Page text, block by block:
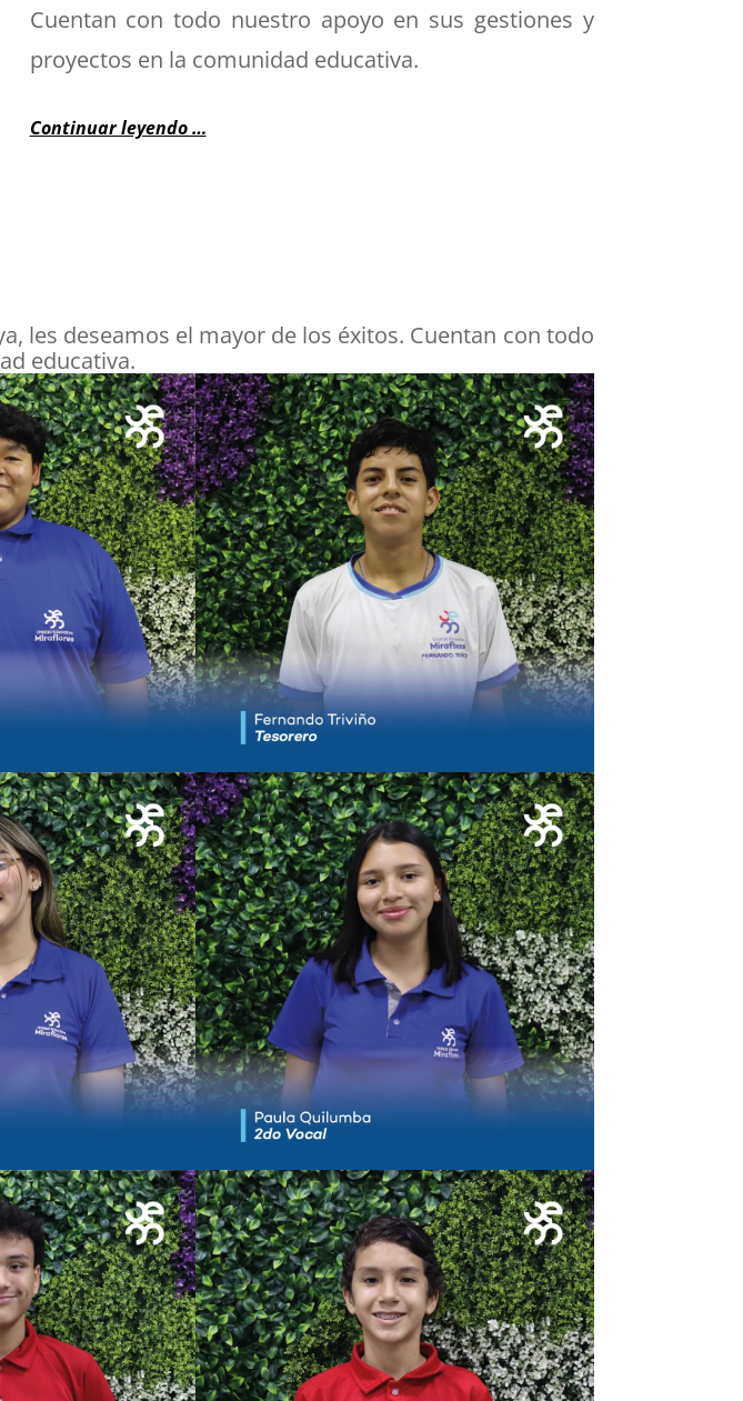
Cuentan con todo nuestro apoyo en sus gestiones y
proyectos en la comunidad educativa.
Continuar leyendo …
les deseamos el mayor de los éxitos. Cuentan con todo
educativa.